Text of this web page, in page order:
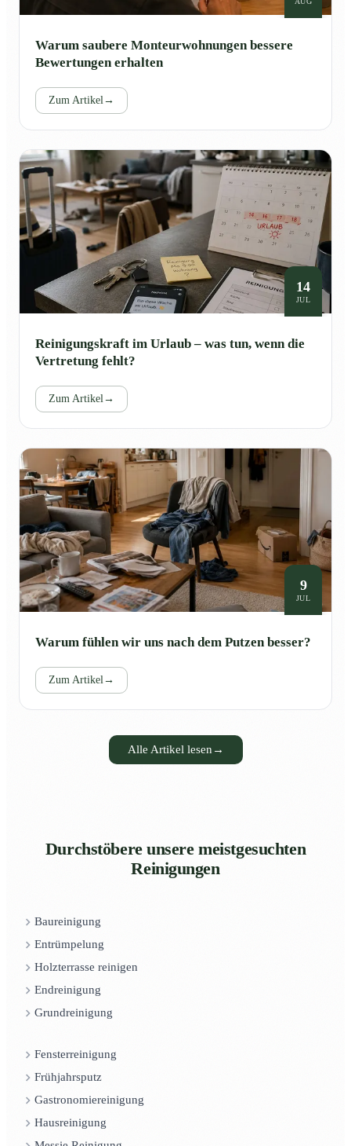
Warum saubere Monteurwohnungen bessere
Bewertungen erhalten
Zum Artikel→
14
JUL
Reinigungskraft im Urlaub – was tun, wenn die
Vertretung fehlt?
Zum Artikel→
9
JUL
Warum fühlen wir uns nach dem Putzen besser?
Zum Artikel→
Alle Artikel lesen →
Durchstöbere unsere meistgesuchten
Reinigungen
Baureinigung
Entrümpelung
Holzterrasse reinigen
Endreinigung
Grundreinigung
Fensterreinigung
Frühjahrsputz
Gastronomiereinigung
Hausreinigung